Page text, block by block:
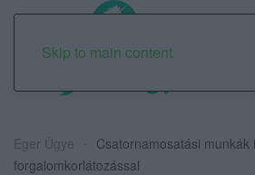
Skip to main content
Eger Ügye
Csatornamosatási munkák
forgalomkorlátozással